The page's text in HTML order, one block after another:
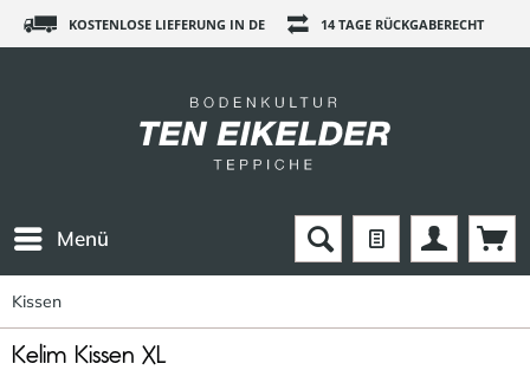
KOSTENLOSE LIEFERUNG IN DE 14 TAGE RÜCKGABERECHT
Menü
Kissen
Kelim Kissen XL